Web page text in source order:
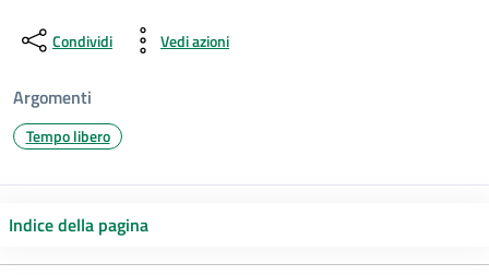
Condividi Vedi azioni
Argomenti
Tempo libero
Indice della pagina